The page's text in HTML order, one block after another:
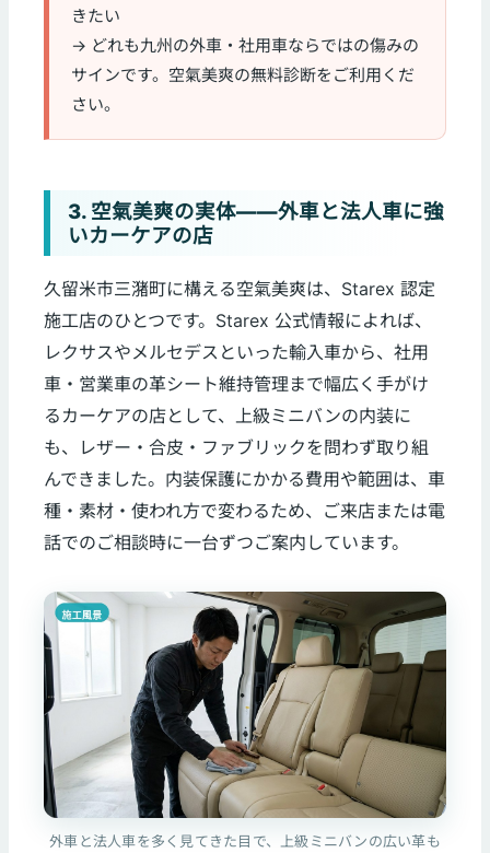
きたい
→ どれも九州の外車・社用車ならではの傷みの
サインです。空氣美爽の無料診断をご利用くだ
さい。
3. 空氣美爽の実体——外車と法人車に強
いカーケアの店
久留米市三潴町に構える空氣美爽は、Starex 認定
施工店のひとつです。Starex 公式情報によれば、
レクサスやメルセデスといった輸入車から、社用
車・営業車の革シート維持管理まで幅広く手がけ
るカーケアの店として、上級ミニバンの内装に
も、レザー・合皮・ファブリックを問わず取り組
んできました。内装保護にかかる費用や範囲は、車
種・素材・使われ方で変わるため、ご来店または電
話でのご相談時に一台ずつご案内しています。
外車と法人車を多く見てきた目で、上級ミニバンの広い革も